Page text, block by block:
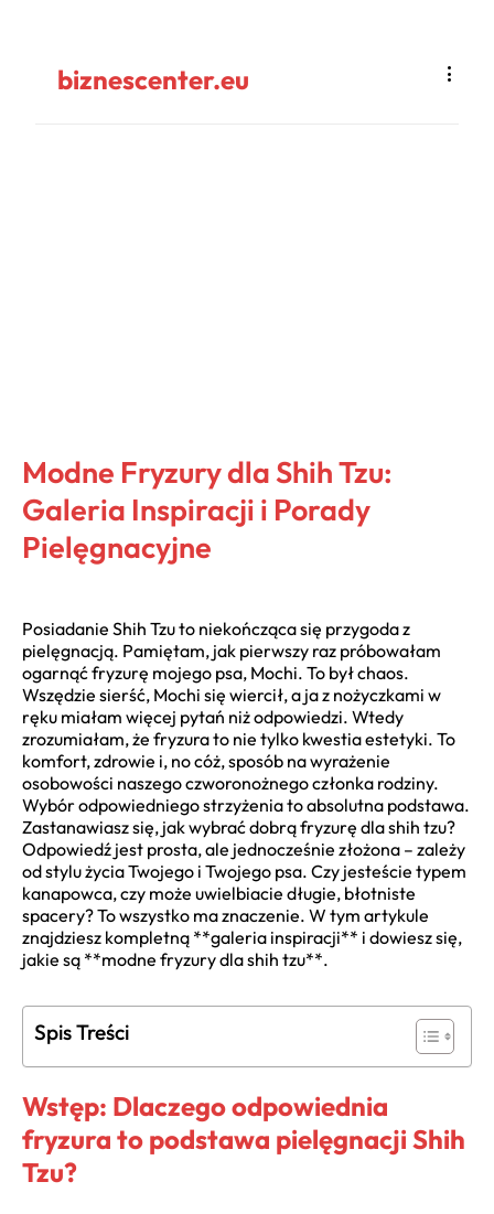
biznescenter.eu
Modne Fryzury dla Shih Tzu:
Galeria Inspiracji i Porady
Pielęgnacyjne
Posiadanie Shih Tzu to niekończąca się przygoda z
pielęgnacją. Pamiętam, jak pierwszy raz próbowałam
ogarnąć fryzurę mojego psa, Mochi. To był chaos.
Wszędzie sierść, Mochi się wiercił, a ja z nożyczkami w
ręku miałam więcej pytań niż odpowiedzi. Wtedy
zrozumiałam, że fryzura to nie tylko kwestia estetyki. To
komfort, zdrowie i, no cóż, sposób na wyrażenie
osobowości naszego czworonożnego członka rodziny.
Wybór odpowiedniego strzyżenia to absolutna podstawa.
Zastanawiasz się, jak wybrać dobrą fryzurę dla shih tzu?
Odpowiedź jest prosta, ale jednocześnie złożona – zależy
od stylu życia Twojego i Twojego psa. Czy jesteście typem
kanapowca, czy może uwielbiacie długie, błotniste
spacery? To wszystko ma znaczenie. W tym artykule
znajdziesz kompletną **galeria inspiracji** i dowiesz się,
jakie są **modne fryzury dla shih tzu**.
Spis Treści
Wstęp: Dlaczego odpowiednia
fryzura to podstawa pielęgnacji Shih
Tzu?